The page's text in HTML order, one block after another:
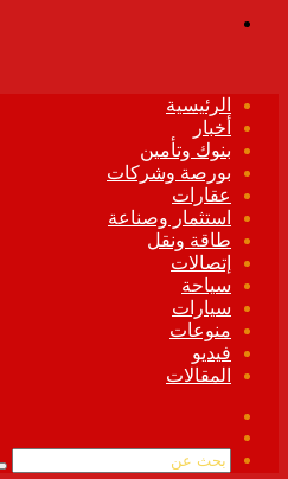
الرئيسية
أخبار
بنوك وتأمين
بورصة وشركات
عقارات
استثمار وصناعة
طاقة ونقل
إتصالات
سياحة
سيارات
منوعات
فيديو
المقالات
الموقع